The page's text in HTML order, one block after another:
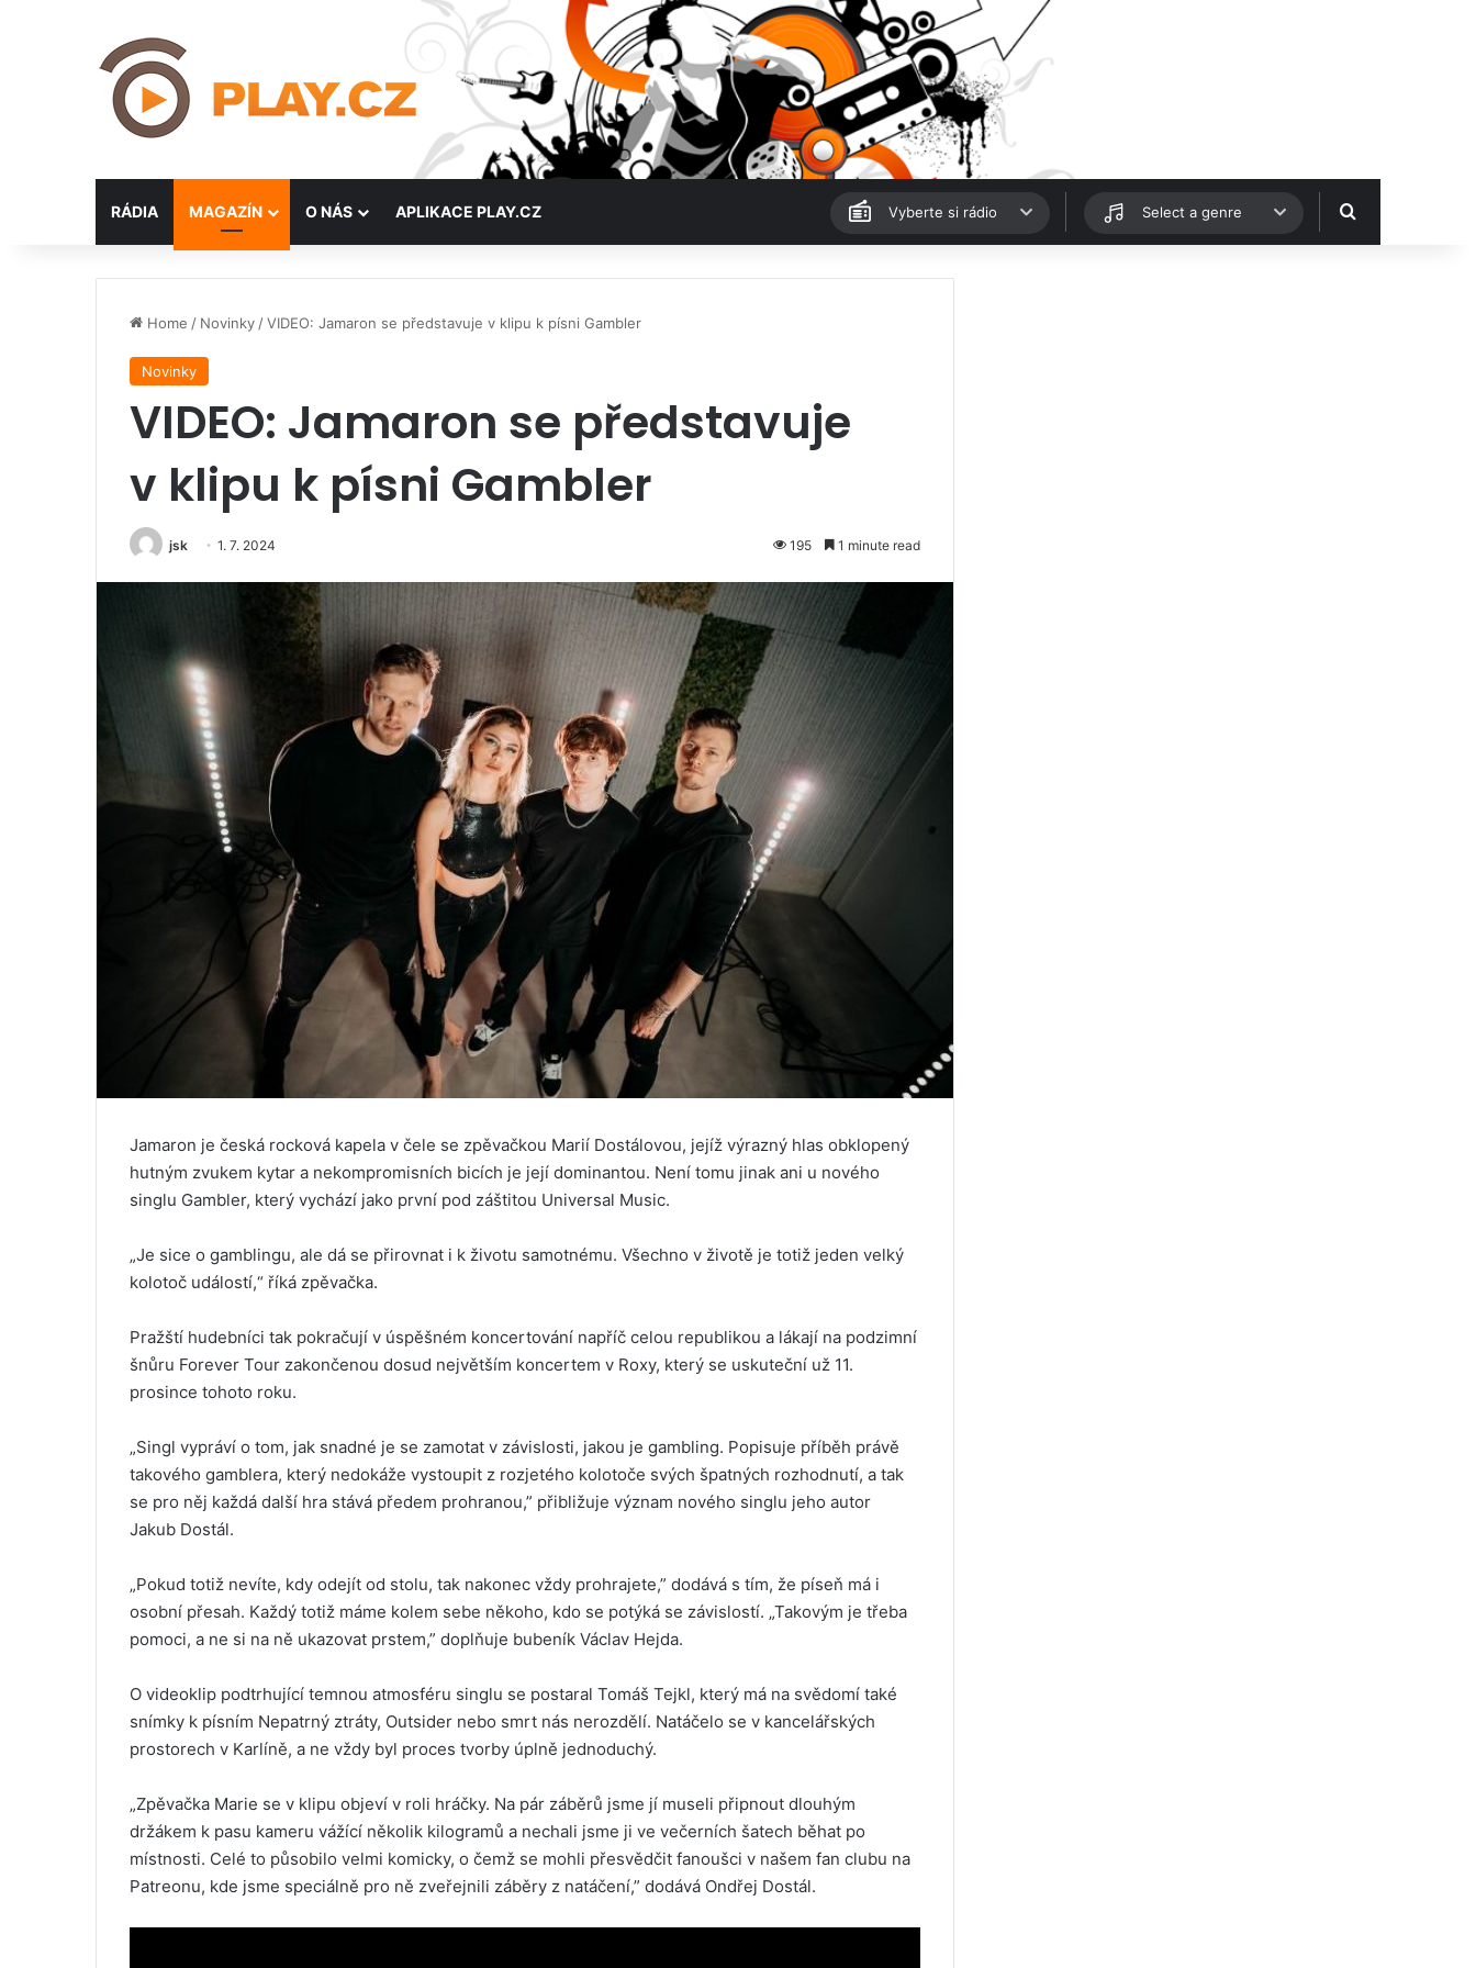
RÁDIA MAGAZÍN O NÁS APLIKACE PLAY.CZ Vyberte si rádio Select a genre Hledat
Home / Novinky /VIDEO: Jamaron se představuje v klipu k písni Gambler
Novinky
VIDEO: Jamaron se představuje
v klipu k písni Gambler
jsk 1. 7. 2024 195 1 minute read
Jamaron je česká rocková kapela v čele se zpěvačkou Marií Dostálovou, jejíž výrazný hlas obklopený
hutným zvukem kytar a nekompromisních bicích je její dominantou. Není tomu jinak ani u nového
singlu Gambler, který vychází jako první pod záštitou Universal Music.
„Je sice o gamblingu, ale dá se přirovnat i k životu samotnému. Všechno v životě je totiž jeden velký
kolotoč událostí,“ říká zpěvačka.
Pražští hudebníci tak pokračují v úspěšném koncertování napříč celou republikou a lákají na podzimní
šnůru Forever Tour zakončenou dosud největším koncertem v Roxy, který se uskuteční už 11.
prosince tohoto roku.
„Singl vypráví o tom, jak snadné je se zamotat v závislosti, jakou je gambling. Popisuje příběh právě
takového gamblera, který nedokáže vystoupit z rozjetého kolotoče svých špatných rozhodnutí, a tak
se pro něj každá další hra stává předem prohranou,” přibližuje význam nového singlu jeho autor
Jakub Dostál.
„Pokud totiž nevíte, kdy odejít od stolu, tak nakonec vždy prohrajete,” dodává s tím, že píseň má i
osobní přesah. Každý totiž máme kolem sebe někoho, kdo se potýká se závislostí. „Takovým je třeba
pomoci, a ne si na ně ukazovat prstem,” doplňuje bubeník Václav Hejda.
O videoklip podtrhující temnou atmosféru singlu se postaral Tomáš Tejkl, který má na svědomí také
snímky k písním Nepatrný ztráty, Outsider nebo smrt nás nerozdělí. Natáčelo se v kancelářských
prostorech v Karlíně, a ne vždy byl proces tvorby úplně jednoduchý.
„Zpěvačka Marie se v klipu objeví v roli hráčky. Na pár záběrů jsme jí museli připnout dlouhým
držákem k pasu kameru vážící několik kilogramů a nechali jsme ji ve večerních šatech běhat po
místnosti. Celé to působilo velmi komicky, o čemž se mohli přesvědčit fanoušci v našem fan clubu na
Patreonu, kde jsme speciálně pro ně zveřejnili záběry z natáčení,” dodává Ondřej Dostál.